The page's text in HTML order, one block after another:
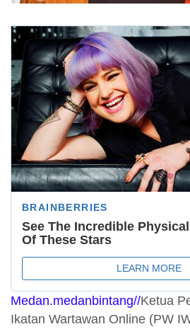
Medan.medanbintang//Ketua
Ikatan Wartawan Online (PW